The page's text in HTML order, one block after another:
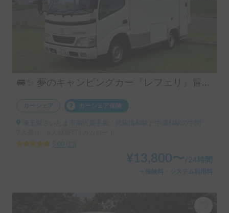
🚐✨ 夢のキャンピングカー『レフェリ』冒険の旅へ出発！ 🌟🌈フリー🛜完備、大型天体望遠鏡無料🔭キャンプ場で星空を眺めてみませんか‼️
カーシェア カーシェア保険
埼玉県さいたま市南区鹿手袋, ' 武蔵浦和駅と中浦和駅の中間
5.00
13
¥ 13,800〜 /24時間
＋保険料・システム利用料